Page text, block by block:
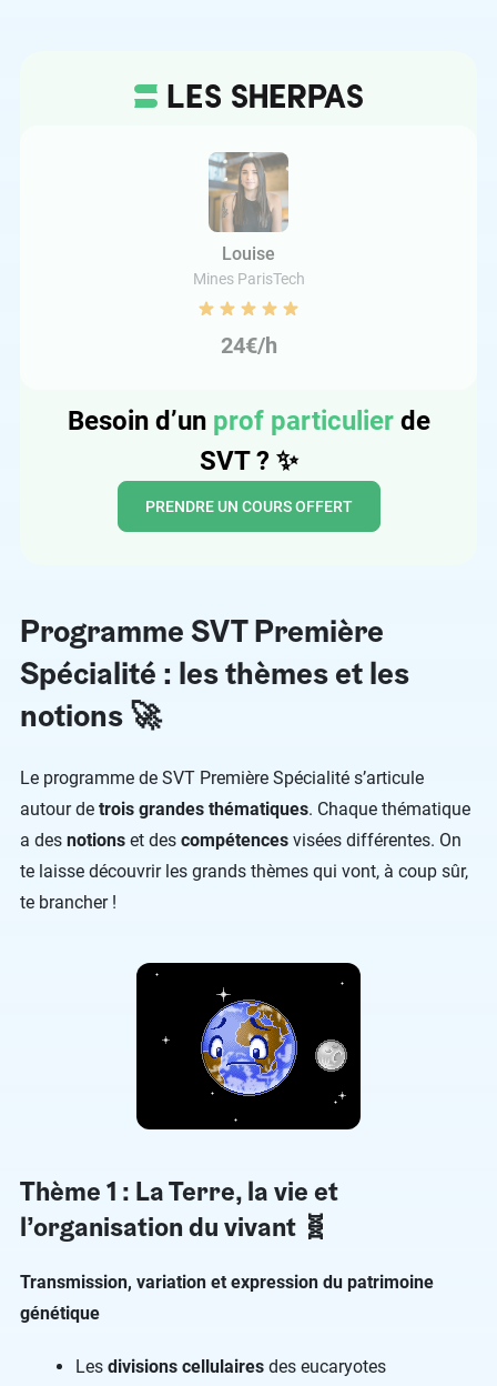
Louise
Mines ParisTech
24€/h
Besoin d’un prof particulierde
SVT ? ✨
PRENDRE UN COURS OFFERT
Programme SVT Première
Spécialité : les thèmes et les
notions 🚀
Le programme de SVT Première Spécialité s’articule
autour de trois grandes thématiques. Chaque thématique
a des notions et des compétences visées différentes. On
te laisse découvrir les grands thèmes qui vont, à coup sûr,
te brancher !
Thème 1 : La Terre, la vie et
l’organisation du vivant 🧬
Transmission, variation et expression du patrimoine
génétique
Les divisions cellulaires des eucaryotes